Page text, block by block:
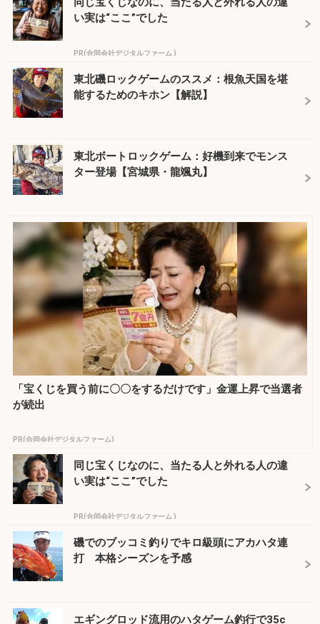
い実は“ここ”でした
PR(合同会社デジタルファーム )
東北磯ロックゲームのススメ：根魚天国を堪
能するためのキホン【解説】
東北ボートロックゲーム：好機到来でモンス
ター登場【宮城県・龍颯丸】
「宝くじを買う前に〇〇をするだけです」金運上昇で当選者
が続出
PR(合同会社デジタルファーム)
同じ宝くじなのに、当たる人と外れる人の違
い実は“ここ”でした
PR(合同会社デジタルファーム )
磯でのブッコミ釣りでキロ級頭にアカハタ連
打 本格シーズンを予感
エギングロッド流用のハタゲーム釣行で35c